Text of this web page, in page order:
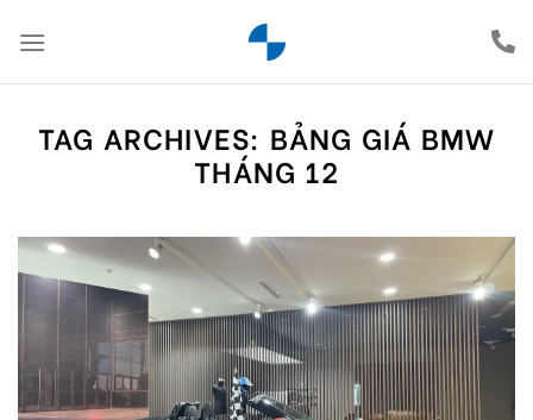
đến
TAG ARCHIVES: BẢNG GIÁ BMW
THÁNG 12